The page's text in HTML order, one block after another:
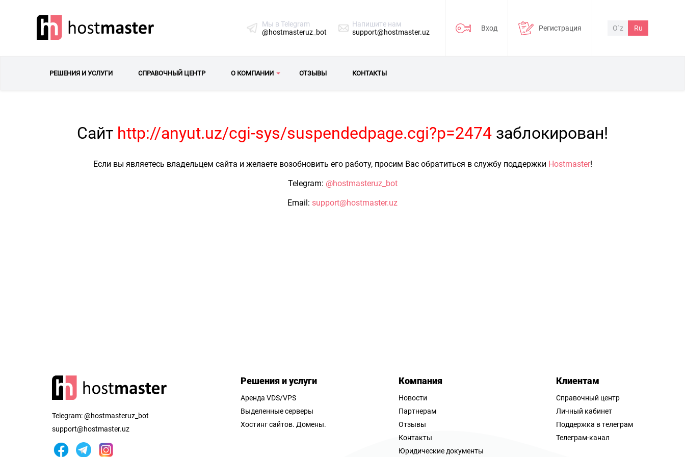
Мы в Telegram
@hostmasteruz_bot
Напишите нам
support@hostmaster.uz
Вход Регистрация O`z Ru
РЕШЕНИЯ И УСЛУГИ СПРАВОЧНЫЙ ЦЕНТР О КОМПАНИИ ОТЗЫВЫ КОНТАКТЫ
Сайт http://anyut.uz/cgi-sys/suspendedpage.cgi?p=2474 заблокирован!
Если вы являетесь владельцем сайта и желаете возобновить его работу, просим Вас обратиться в службу поддержки Hostmaster!
Telegram: @hostmasteruz_bot
Email: support@hostmaster.uz
Telegram:@hostmasteruz_bot
support@hostmaster.uz
Решения и услуги
Аренда VDS/VPS
Выделенные серверы
Хостинг сайтов. Домены.
Компания
Новости
Партнерам
Отзывы
Контакты
Юридические документы
Клиентам
Справочный центр
Личный кабинет
Поддержка в телеграм
Телеграм-канал